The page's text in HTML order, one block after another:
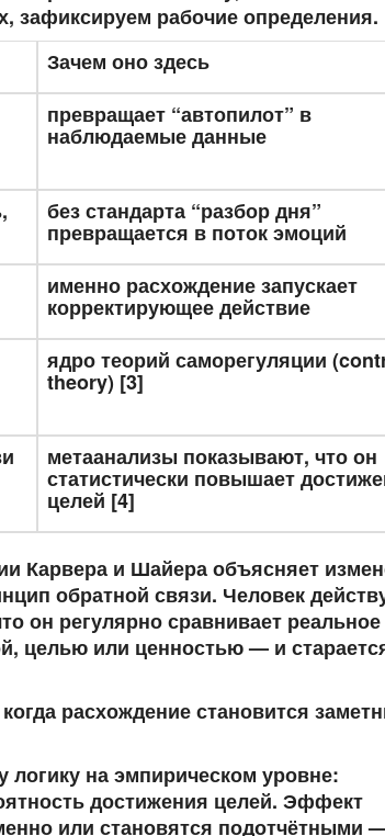
зафиксируем рабочие определения.
Зачем оно здесь
превращает “автопилот” в
наблюдаемые данные
без стандарта “разбор дня”
превращается в поток эмоций
именно расхождение запускает
корректирующее действие
ядро теорий саморегуляции
theory) [3]
метаанализы показывают, что он
статистически повышает
целей [4]
Карвера и Шайера объясняет
обратной связи. Человек
он регулярно сравнивает реальное
целью или ценностью — и
расхождение становится
логику на эмпирическом уровне:
достижения целей. Эффект
или становятся подотчётными